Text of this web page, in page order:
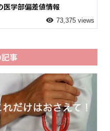
医学部偏差値情報
73,375 views
事